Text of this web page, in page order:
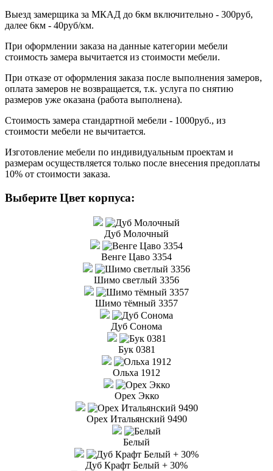
Выезд замерщика за МКАД до 6км включительно - 300руб,
далее 6км - 40руб/км.
При оформлении заказа на данные категории мебели
стоимость замера вычитается из стоимости мебели.
При отказе от оформления заказа после выполнения замеров,
оплата замеров не возвращается, т.к. услуга по снятию
размеров уже оказана (работа выполнена).
Стоимость замера стандартной мебели - 1000руб., из
стоимости мебели не вычитается.
Изготовление мебели по индивидуальным проектам и
размерам осуществляется только после внесения предоплаты
10% от стоимости заказа.
Выберите Цвет корпуса:
Дуб Молочный
Венге Цаво 3354
Шимо светлый 3356
Шимо тёмный 3357
Дуб Сонома
Бук 0381
Ольха 1912
Орех Экко
Орех Итальянский 9490
Белый
Дуб Крафт Белый + 30%